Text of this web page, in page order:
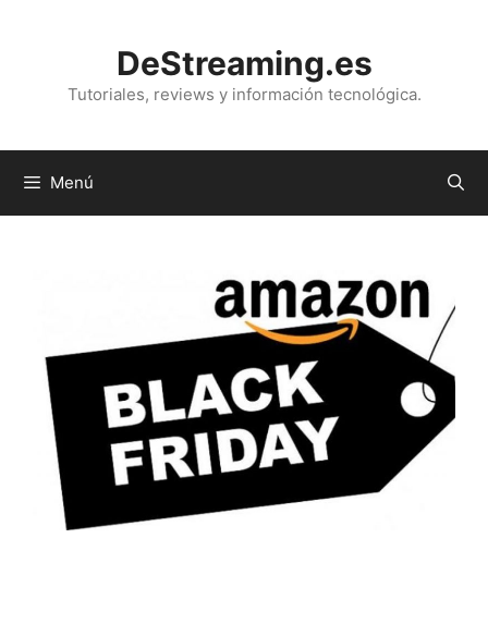
DeStreaming.es
Tutoriales, reviews y información tecnológica.
Menú